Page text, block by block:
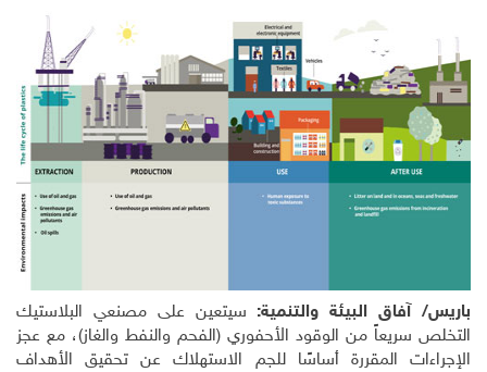
باريس/ آفاق البيئة والتنمية: سيتعين على مصنعي البلاستيك
التخلص سريعاً من الوقود الأحفوري (الفحم والنفط والغاز)، مع عجز
الإجراءات المقررة أساسًا للجم الاستهلاك عن تحقيق الأهداف